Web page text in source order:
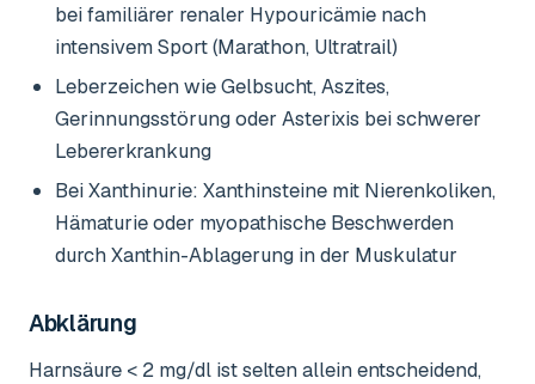
bei familiärer renaler Hypouricämie nach
intensivem Sport (Marathon, Ultratrail)
Leberzeichen wie Gelbsucht, Aszites,
Gerinnungsstörung oder Asterixis bei schwerer
Lebererkrankung
Bei Xanthinurie: Xanthinsteine mit Nierenkoliken,
Hämaturie oder myopathische Beschwerden
durch Xanthin-Ablagerung in der Muskulatur
Abklärung
Harnsäure < 2 mg/dl ist selten allein entscheidend,